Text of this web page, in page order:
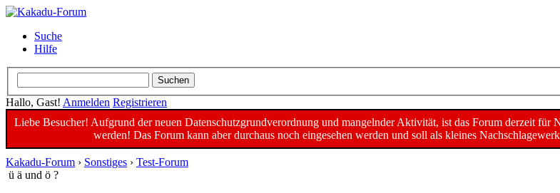
Suche
Hilfe
Hallo, Gast! Anmelden Registrieren
Liebe Besucher! Aufgrund der neuen Datenschutzgrundverordnung und mangelnder Aktivität, ist das Forum derzeit für
werden! Das Forum kann aber durchaus noch eingesehen werden und soll als kleines
Kakadu-Forum › Sonstiges › Test-Forum
ü ä und ö ?